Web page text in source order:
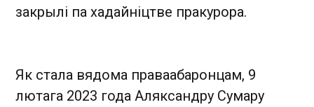
закрылі па хадайніцтве пракурора.
Як стала вядома праваабаронцам, 9
лютага 2023 года Аляксандру Сумару